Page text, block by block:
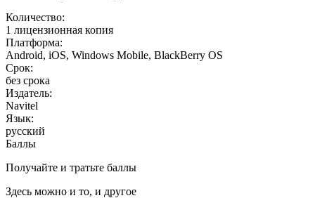
Количество:
1 лицензионная копия
Платформа:
Android, iOS, Windows Mobile, BlackBerry OS
Срок:
без срока
Издатель:
Navitel
Язык:
русский
Баллы
Получайте и тратьте баллы
Здесь можно и то, и другое